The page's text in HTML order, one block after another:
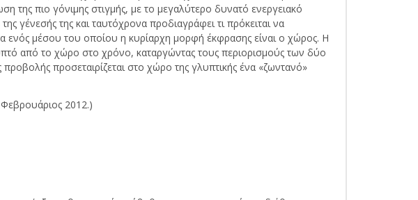
πιο γόνιμης στιγμής, με το μεγαλύτερο δυνατό ενεργειακό
γένεσής της και ταυτόχρονα προδιαγράφει τι πρόκειται να
ενός μέσου του οποίου η κυρίαρχη μορφή έκφρασης είναι ο χώρος. Η
από το χώρο στο χρόνο, καταργώντας τους περιορισμούς των δύο
προσεταιρίζεται στο χώρο της γλυπτικής ένα «ζωντανό»
2012.)